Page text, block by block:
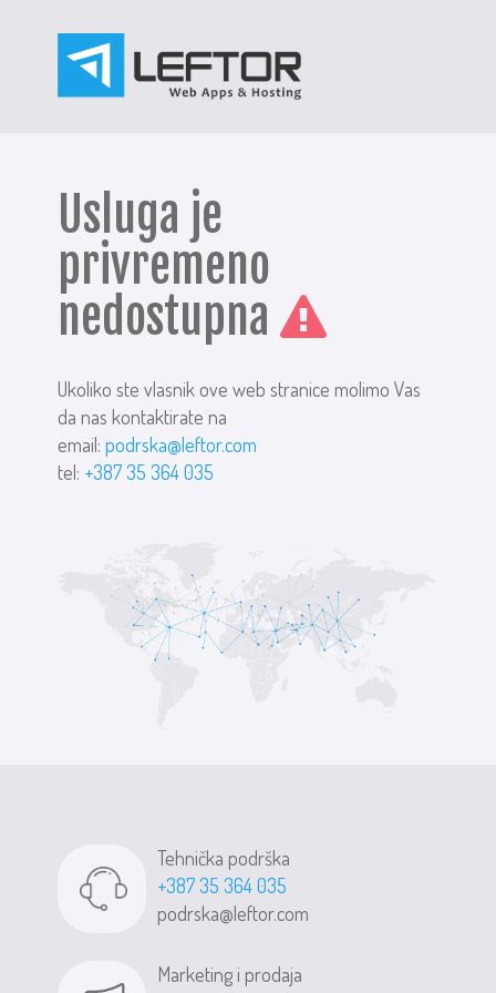
Usluga je
privremeno
nedostupna
Ukoliko ste vlasnik ove web stranice molimo Vas
da nas kontaktirate na
email:podrska@leftor.com
tel: +387 35 364 035
Tehnička podrška
+387 35 364 035
podrska@leftor.com
Marketing i prodaja